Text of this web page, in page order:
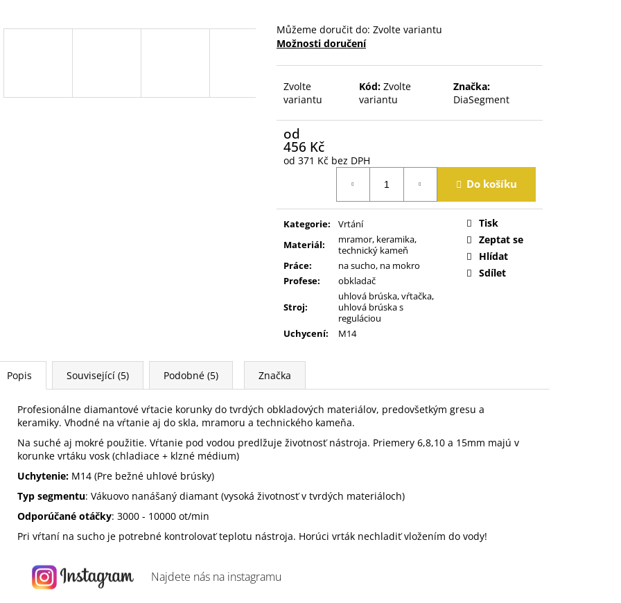
Můžeme doručit do: Zvolte variantu
Možnosti doručení
Zvolte
variantu
Kód: Zvolte
variantu
Značka:
DiaSegment
od
456 Kč
od 371 Kč bez DPH
Do košíku
Kategorie:
Vrtání
Materiál:
mramor, keramika,
technický kameň
Práce:
na sucho, na mokro
Profese: obkladač
Stroj:
uhlová brúska, vŕtačka,
uhlová brúska s
reguláciou
Uchycení: M14
Tisk
Zeptat se
Hlídat
Sdílet
Popis Související (5) Podobné (5) Značka
Profesionálne diamantové vŕtacie korunky do tvrdých obkladových materiálov, predovšetkým gresu a
keramiky. Vhodné na vŕtanie aj do skla, mramoru a technického kameňa.
Na suché aj mokré použitie. Vŕtanie pod vodou predlžuje životnosť nástroja. Priemery 6,8,10 a 15mm majú v
korunke vrtáku vosk (chladiace + klzné médium)
Uchytenie: M14 (Pre bežné uhlové brúsky)
Typ segmentu: Vákuovo nanášaný diamant (vysoká životnosť v tvrdých materiáloch)
Odporúčané otáčky: 3000 - 10000 ot/min
Pri vŕtaní na sucho je potrebné kontrolovať teplotu nástroja. Horúci vrták nechladiť vložením do vody!
Najdete nás na instagramu